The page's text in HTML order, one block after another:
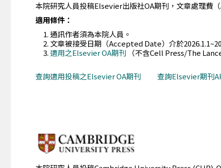
本院研究人員投稿Elsevier出版社OA期刊，文章處理費
適用條件：
通訊作者須為本院人員。
文章被接受日期（Accepted Date）介於
適用之Elsevier OA期刊 （不含Cell Press/The
查詢適用投稿之Elsevier OA期刊 查詢Elsevier期刊